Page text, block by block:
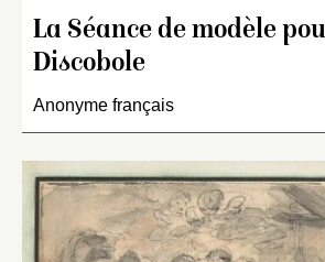
La Séance de modèle
Discobole
Anonyme français